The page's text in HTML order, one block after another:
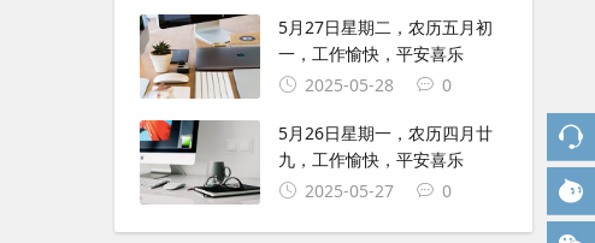
5月27日星期二，农历五月初
一，工作愉快，平安喜乐
2025-05-28
0
5月26日星期一，农历四月廿
九，工作愉快，平安喜乐
2025-05-27
0